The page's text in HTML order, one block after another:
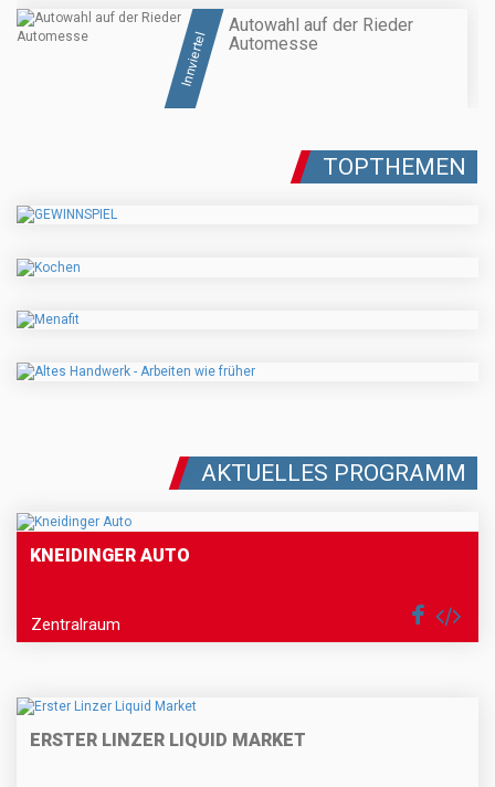
Innviertel
Autowahl auf der Rieder
Automesse
TOPTHEMEN
AKTUELLES PROGRAMM
KNEIDINGER AUTO
Zentralraum
ERSTER LINZER LIQUID MARKET